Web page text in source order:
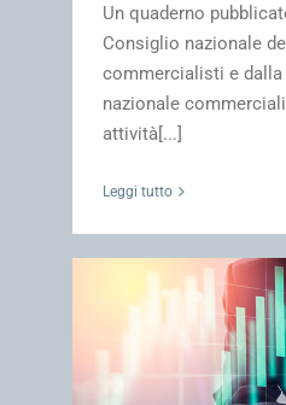
Un quaderno
Consiglio nazionale
commercialisti e dalla
nazionale
attività[...]
Leggi tutto